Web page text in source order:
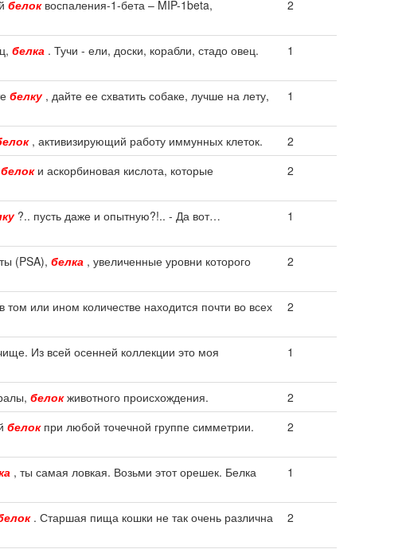
белоквоспаления-1-бета – MIP-1beta,
2
белка . Тучи - ели, доски, корабли, стадо овец.
1
белку, дайте ее схватить собаке, лучше на лету,
1
, активизирующий работу иммунных клеток.
2
белоки аскорбиновая кислота, которые
2
?.. пусть даже и опытную?!.. - Да вот…
1
(PSA), белка , увеличенные уровни которого
2
том или ином количестве находится почти во всех
2
Из всей осенней коллекции это моя
1
белокживотного происхождения.
2
белокпри любой точечной группе симметрии.
2
, ты самая ловкая. Возьми этот орешек. Белка
1
. Старшая пища кошки не так очень различна
2